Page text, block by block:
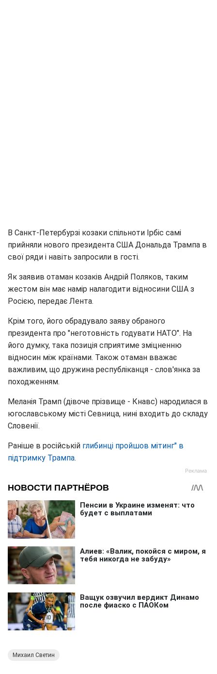
В Санкт-Петербурзі козаки спільноти Ірбіс самі
прийняли нового президента США Дональда Трампа в
свої ряди і навіть запросили в гості.
Як заявив отаман козаків Андрій Поляков, таким
жестом він має намір налагодити відносини США з
Росією, передає Лента.
Крім того, його обрадувало заяву обраного
президента про "неготовність годувати НАТО". На
його думку, така позиція сприятиме зміцненню
відносин між країнами. Також отаман вважає
важливим, що дружина республіканця - слов'янка за
походженням.
Меланія Трамп (дівоче прізвище - Кнавс) народилася в
югославському місті Севница, нині входить до складу
Словенії.
Раніше в російській глибинці пройшов мітинг" в
підтримку Трампа.
Михаил Светин